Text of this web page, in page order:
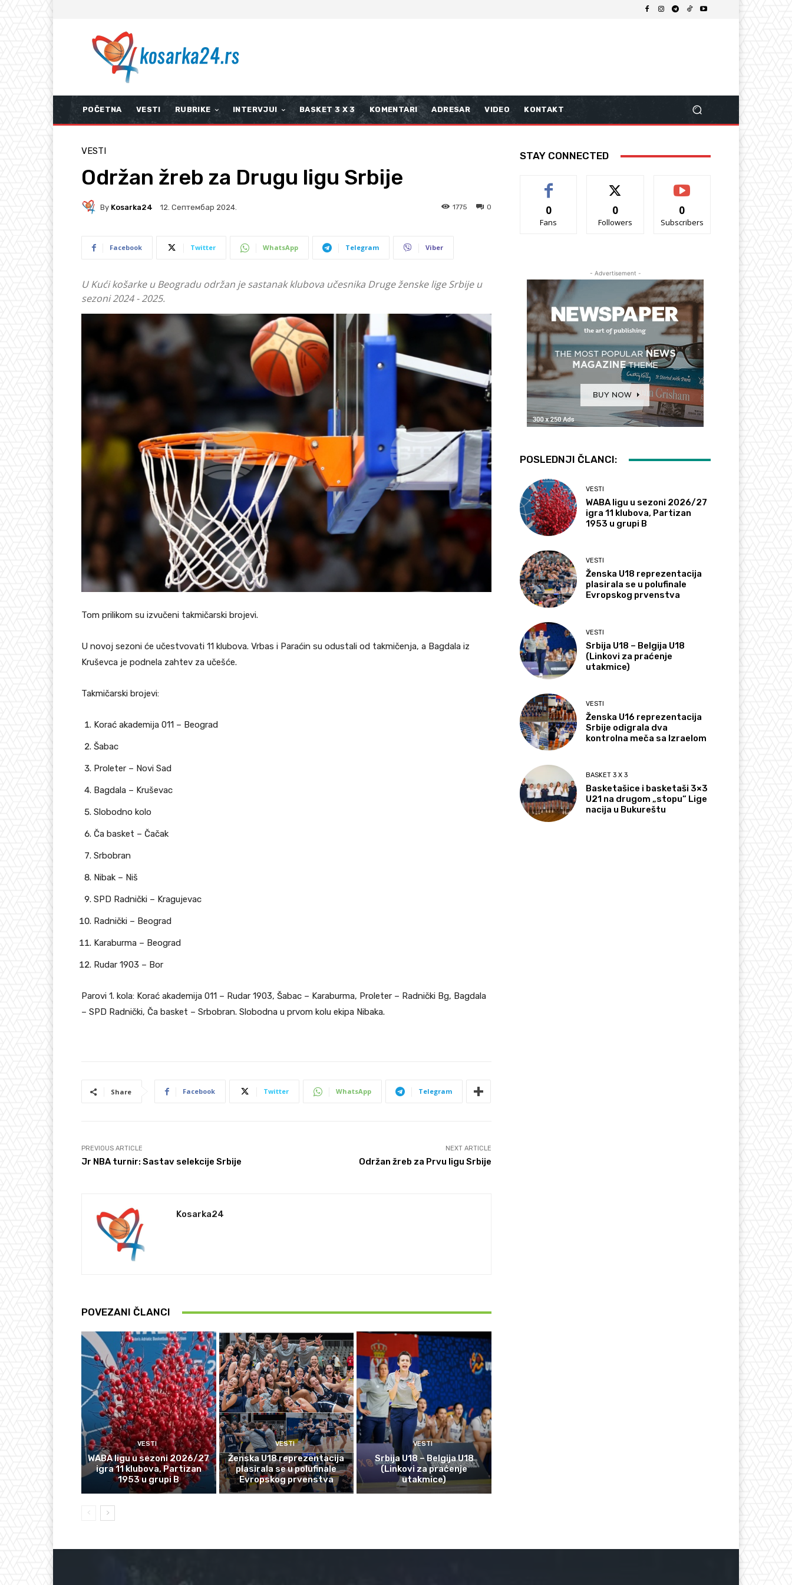
POČETNA VESTI RUBRIKE INTERVJUI BASKET 3 X 3 KOMENTARI ADRESAR VIDEO KONTAKT
VESTI
Održan žreb za Drugu ligu Srbije
By Kosarka24 12. Септембар 2024. 0
1775
Facebook Twitter WhatsApp Telegram Viber
U Kući košarke u Beogradu održan je sastanak klubova učesnika Druge ženske lige Srbije u
sezoni 2024 - 2025.
Tom prilikom su izvučeni takmičarski brojevi.
U novoj sezoni će učestvovati 11 klubova. Vrbas i Paraćin su odustali od takmičenja, a Bagdala iz
Kruševca je podnela zahtev za učešće.
Takmičarski brojevi:
Korać akademija 011 – Beograd
Šabac
Proleter – Novi Sad
Bagdala – Kruševac
Slobodno kolo
Ča basket – Čačak
Srbobran
Nibak – Niš
SPD Radnički – Kragujevac
Radnički – Beograd
Karaburma – Beograd
Rudar 1903 – Bor
Parovi 1. kola: Korać akademija 011 – Rudar 1903, Šabac – Karaburma, Proleter – Radnički Bg, Bagdala
– SPD Radnički, Ča basket – Srbobran. Slobodna u prvom kolu ekipa Nibaka.
Share Facebook Twitter WhatsApp Telegram
PREVIOUS ARTICLE
Jr NBA turnir: Sastav selekcije Srbije
NEXT ARTICLE
Održan žreb za Prvu ligu Srbije
Kosarka24
POVEZANI ČLANCI
VESTI
WABA ligu u sezoni 2026/27
igra 11 klubova, Partizan
1953 u grupi B
VESTI
Ženska U18 reprezentacija
plasirala se u polufinale
Evropskog prvenstva
VESTI
Srbija U18 – Belgija U18
(Linkovi za praćenje
utakmice)
STAY CONNECTED
0
Fans
0
Followers
0
Subscribers
- Advertisement -
POSLEDNJI ČLANCI:
VESTI
WABA ligu u sezoni 2026/27
igra 11 klubova, Partizan
1953 u grupi B
VESTI
Ženska U18 reprezentacija
plasirala se u polufinale
Evropskog prvenstva
VESTI
Srbija U18 – Belgija U18
(Linkovi za praćenje
utakmice)
VESTI
Ženska U16 reprezentacija
Srbije odigrala dva
kontrolna meča sa Izraelom
BASKET 3 X 3
Basketašice i basketaši 3×3
U21 na drugom „stopu“ Lige
nacija u Bukureštu